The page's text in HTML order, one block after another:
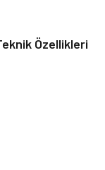
Özellikleri